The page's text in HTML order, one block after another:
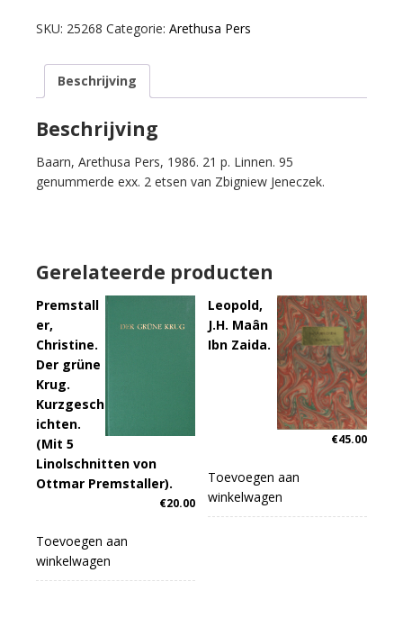
Lied
het
eeuwige
aantal
SKU: 25268 Categorie: Arethusa Pers
Beschrijving
Beschrijving
Baarn, Arethusa Pers, 1986. 21 p. Linnen. 95
genummerde exx. 2 etsen van Zbigniew Jeneczek.
Gerelateerde producten
Premstall
er,
Christine.
Der grüne
Krug.
Kurzgesch
ichten.
(Mit 5
Linolschnitten von
Ottmar Premstaller).
€20.00
Toevoegen aan
winkelwagen
Leopold,
J.H. Maân
Ibn Zaida.
€45.00
Toevoegen aan
winkelwagen